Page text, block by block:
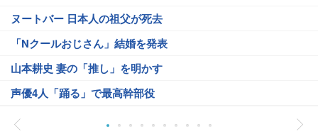
ヌートバー 日本人の祖父が死去
「Nクールおじさん」結婚を発表
山本耕史 妻の「推し」を明かす
声優4人「踊る」で最高幹部役